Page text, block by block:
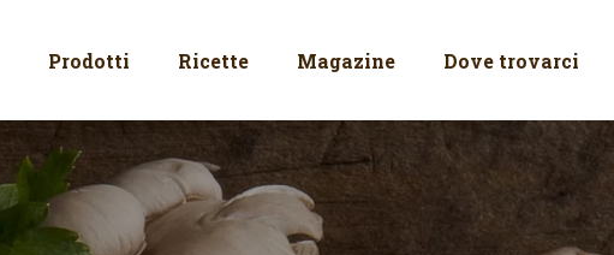
Prodotti Ricette Magazine Dove trovarci